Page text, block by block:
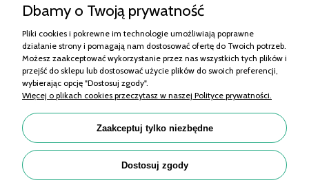
Zakupy
Pomoc
Moje konto
Informacje
Dbamy o Twoją prywatność
Pliki cookies i pokrewne im technologie umożliwiają poprawne
działanie strony i pomagają nam dostosować ofertę do Twoich potrzeb.
Możesz zaakceptować wykorzystanie przez nas wszystkich tych plików i
przejść do sklepu lub dostosować użycie plików do swoich preferencji,
wybierając opcję "Dostosuj zgody".
Więcej o plikach cookies przeczytasz w naszej Polityce prywatności.
Zaakceptuj tylko niezbędne
Dostosuj zgody